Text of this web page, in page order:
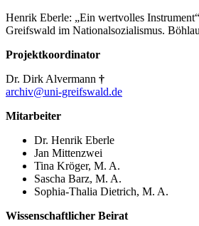
Henrik Eberle: „Ein wertvolles
Greifswald im Nationalsozialismus.
Projektkoordinator
Dr. Dirk Alvermann †
archiv@uni-greifswald.de
Mitarbeiter
Dr. Henrik Eberle
Jan Mittenzwei
Tina Kröger, M. A.
Sascha Barz, M. A.
Sophia-Thalia Dietrich, M. A.
Wissenschaftlicher Beirat